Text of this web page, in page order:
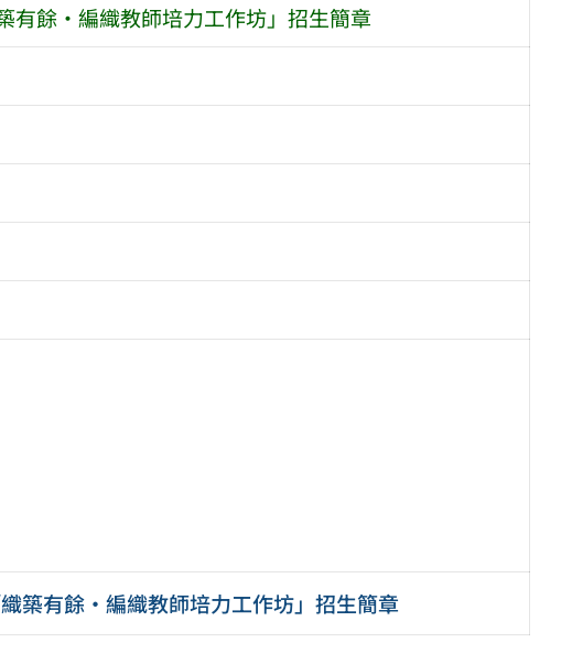
有餘・編織教師培力工作坊」招生簡章
築有餘・編織教師培力工作坊」招生簡章